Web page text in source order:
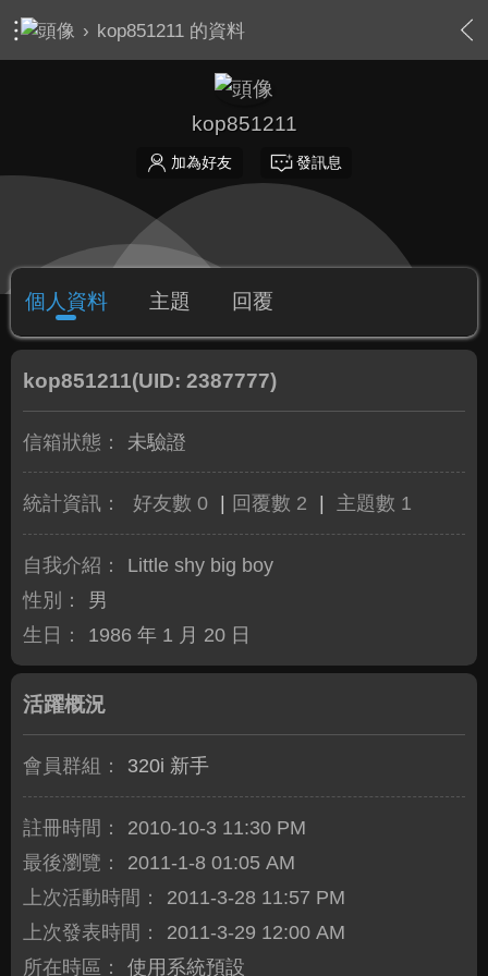
› kop851211 的資料
kop851211
加為好友 發訊息
個人資料 主題 回覆
kop851211(UID: 2387777)
信箱狀態： 未驗證
統計資訊： 好友數 0 回覆數 2 主題數 1
自我介紹：
Little shy big boy
性別：
男
生日：
1986 年 1 月 20 日
活躍概況
會員群組： 320i 新手
註冊時間：
2010-10-3 11:30 PM
最後瀏覽：
2011-1-8 01:05 AM
上次活動時間：
2011-3-28 11:57 PM
上次發表時間：
2011-3-29 12:00 AM
所在時區：
使用系統預設